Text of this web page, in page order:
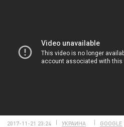
2017-11-21 23:24 УКРАИНА GOOGLE